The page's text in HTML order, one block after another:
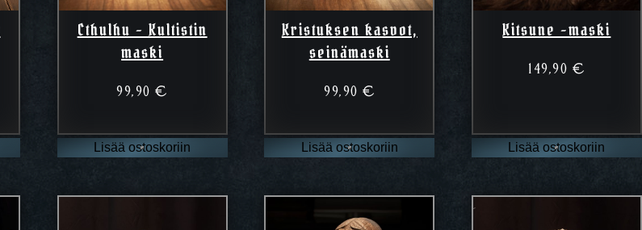
Cthulhu – Kultistin
maski
99,90€
Lisää ostoskoriin
Kristuksen kasvot,
seinämaski
99,90 €
Lisää ostoskoriin
Kitsune -maski
149,90 €
Lisää ostoskoriin